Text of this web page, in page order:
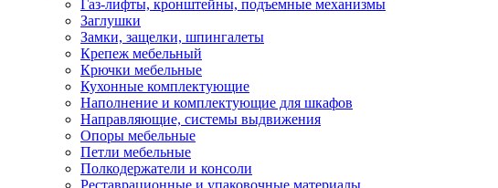
Газ-лифты, кронштейны, подъемные механизмы
Заглушки
Замки, защелки, шпингалеты
Крепеж мебельный
Крючки мебельные
Кухонные комплектующие
Наполнение и комплектующие для шкафов
Направляющие, системы выдвижения
Опоры мебельные
Петли мебельные
Полкодержатели и консоли
Реставрационные и упаковочные материалы